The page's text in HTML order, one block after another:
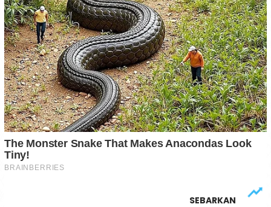
SEBARKAN